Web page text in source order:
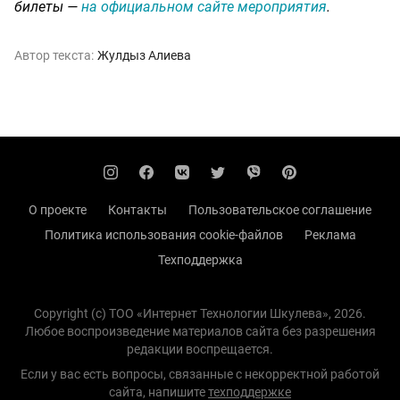
билеты — на официальном сайте мероприятия.
Автор текста: Жулдыз Алиева
О проекте Контакты
Пользовательское соглашение
Политика использования cookie-файлов
Реклама
Техподдержка
Copyright (с) TOO «Интернет Технологии Шкулева», 2026.
Любое воспроизведение материалов сайта без разрешения
редакции воспрещается.
Если у вас есть вопросы, связанные с некорректной работой
сайта, напишитетехподдержке